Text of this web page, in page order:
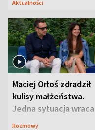
Aktualności
Maciej Orłoś zdradził
kulisy małżeństwa.
Jedna sytuacja wraca
jak bumerang
Rozmowy